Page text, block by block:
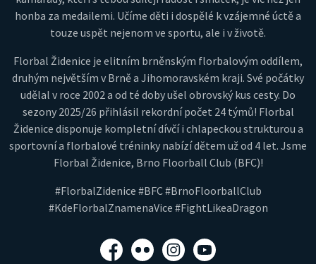
honba za medailemi. Učíme děti i dospělé k vzájemné úctě a
touze uspět nejenom ve sportu, ale i v životě.
Florbal Židenice je elitním brněnským florbalovým oddílem,
druhým největším v Brně a Jihomoravském kraji. Své počátky
udělal v roce 2002 a od té doby ušel obrovský kus cesty. Do
sezony 2025/26 přihlásil rekordní počet 24 týmů! Florbal
Židenice disponuje kompletní dívčí i chlapeckou strukturou a
sportovní a florbalové tréninky nabízí dětem už od 4 let. Jsme
Florbal Židenice, Brno Floorball Club (BFC)!
#FlorbalZidenice #BFC #BrnoFloorballClub
#KdeFlorbalZnamenaVice #FightLikeaDragon
Facebook
Flickr Instagram
YouTube